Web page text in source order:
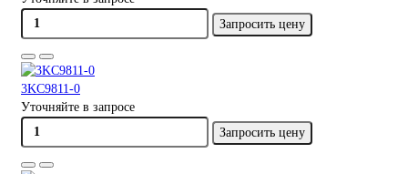
Запросить цену
3KC9811-0
Уточняйте в запросе
Запросить цену